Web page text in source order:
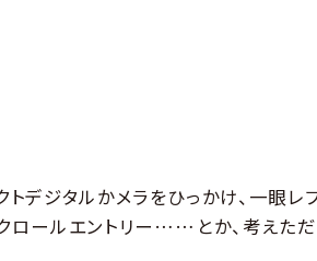
デジタルかメラをひっかけ、一眼レ
ロールエントリー……とか、考えただ